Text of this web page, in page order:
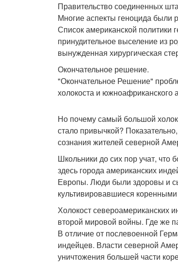
Правительство соединенных
Многие аспекты геноцида были
Список американской политики
принудительное выселение из
вынужденная хирургическая
Окончательное решение.
"Окончательное Решение"
холокоста и южноафриканского
Но почему самый большой
стало привычкой?
сознания жителей северной
Школьники до сих пор учат,
здесь города американских
Европы. Люди были здоровы и
культивировавшиеся
Холокост североамериканских
второй мировой войны. Где же
В отличие от послевоенной
индейцев. Власти северной
уничтожения большей части